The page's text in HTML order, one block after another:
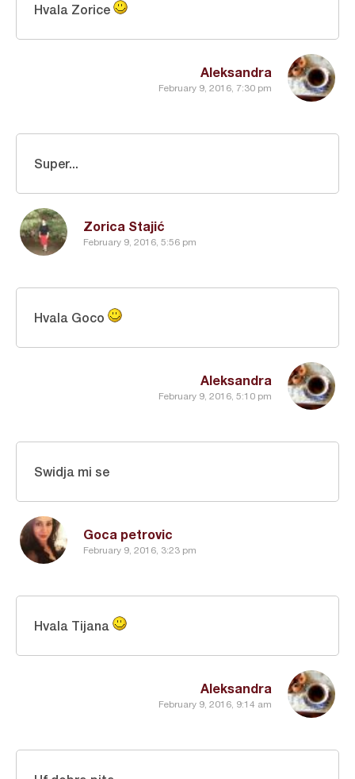
Aleksandra
February 9, 2016, 7:30 pm
Hvala Zorice
Zorica Stajić
February 9, 2016, 5:56 pm
Super...
Aleksandra
February 9, 2016, 5:10 pm
Hvala Goco
Goca petrovic
February 9, 2016, 3:23 pm
Swidja mi se
Aleksandra
February 9, 2016, 9:14 am
Hvala Tijana